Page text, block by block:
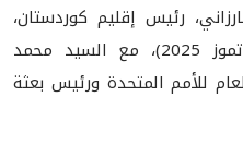
رئيس إقليم كوردستان،
قبل ظهر اليوم (الثلاثاء، 29 تموز 2025)، مع السيد محمد
للأمم المتحدة ورئيس بعثة